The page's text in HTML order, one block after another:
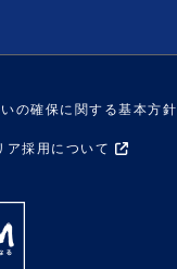
の確保に関する基本方針
ア採用について